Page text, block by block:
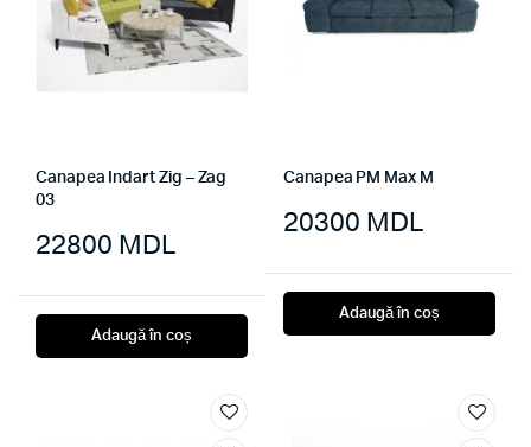
Canapea Indart Zig – Zag
03
22800 MDL
Adaugă în coș
Canapea PM Max M
20300 MDL
Adaugă în coș